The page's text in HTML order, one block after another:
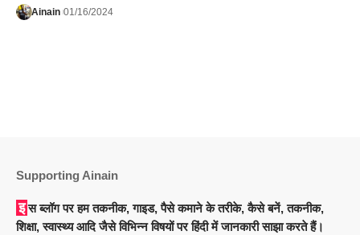
Ainain 01/16/2024
Supporting Ainain
इस ब्लॉग पर हम तकनीक, गाइड, पैसे कमाने के तरीके, कैसे बनें, तकनीक,
शिक्षा, स्वास्थ्य आदि जैसे विभिन्न विषयों पर हिंदी में जानकारी साझा करते हैं।